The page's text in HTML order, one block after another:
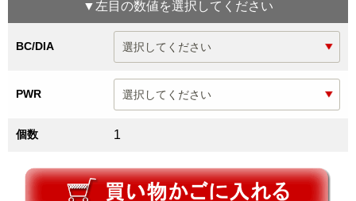
▼ 左目 の数値を選択してください
BC/DIA
PWR
個数 1